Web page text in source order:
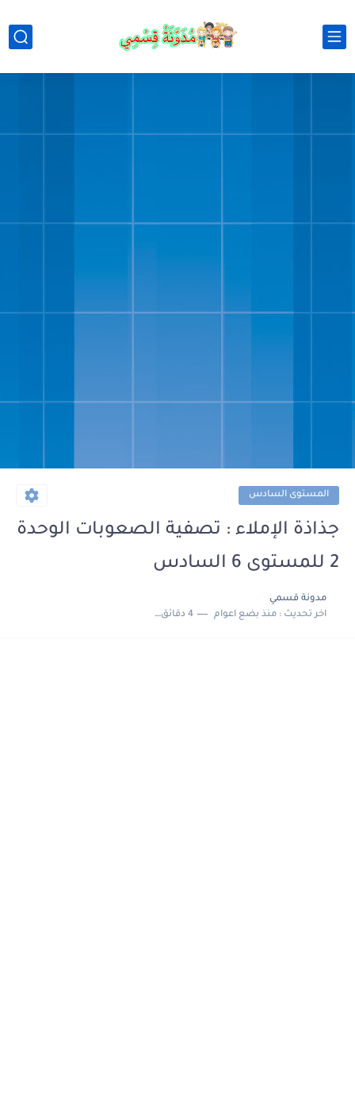
المستوى السادس
جذاذة الإملاء : تصفية الصعوبات الوحدة
2 للمستوى 6 السادس
مدونة قسمي
اخر تحديث :منذ بضع اعوام 4 دقائق للقراءة